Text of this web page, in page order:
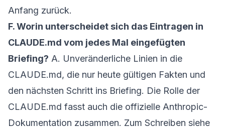
Anfang zurück.
F. Worin unterscheidet sich das Eintragen in
CLAUDE.md vom jedes Mal eingefügten
Briefing? A. Unveränderliche Linien in die
CLAUDE.md, die nur heute gültigen Fakten und
den nächsten Schritt ins Briefing. Die Rolle der
CLAUDE.md fasst auch die offizielle Anthropic-
Dokumentation zusammen. Zum Schreiben siehe